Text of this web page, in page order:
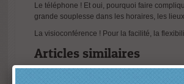
Le téléphone ! Et oui, pourquoi faire
grande souplesse dans les horaires, les
La visioconférence ! Pour la facilité, la
Articles similaires